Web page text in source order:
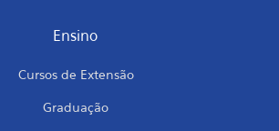
Ensino
Cursos de Extensão
Graduação